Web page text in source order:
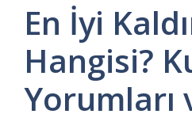
En İyi
Hangisi?
Yorumları